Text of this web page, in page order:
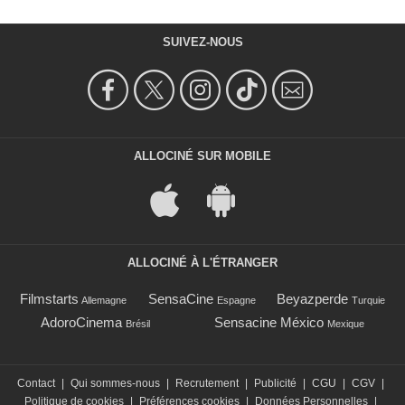
SUIVEZ-NOUS
ALLOCINÉ SUR MOBILE
ALLOCINÉ À L'ÉTRANGER
Filmstarts Allemagne SensaCine Espagne Beyazperde Turquie
AdoroCinema Brésil Sensacine México Mexique
Contact | Qui sommes-nous | Recrutement | Publicité | CGU | CGV |
Politique de cookies | Préférences cookies | Données Personnelles |